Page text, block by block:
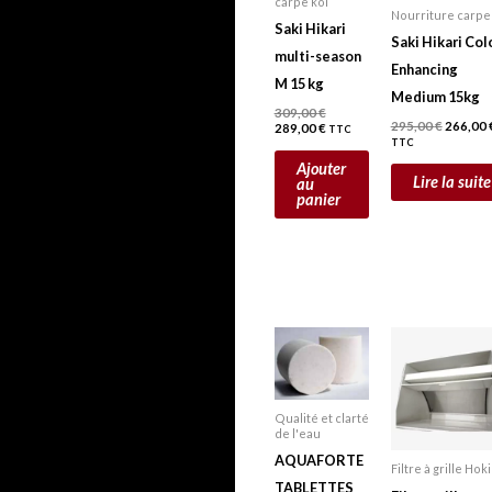
Saki Hikari
multi-season
M 15 kg
309,00€
289,00€ TTC
Ajouter
au
panier
Nourriture carpe
Saki Hikari
Enhancing
Medium 15kg
295,00€ 266,00
TTC
Lire la suite
Qualité et clarté
de l'eau
AQUAFORTE
TABLETTES
Filtre à grille